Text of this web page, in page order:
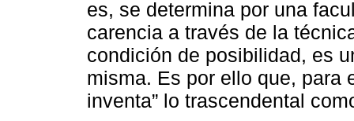
es, se determina por una
carencia a través de la
condición de posibilidad, es
misma. Es por ello que, para
inventa” lo trascendental